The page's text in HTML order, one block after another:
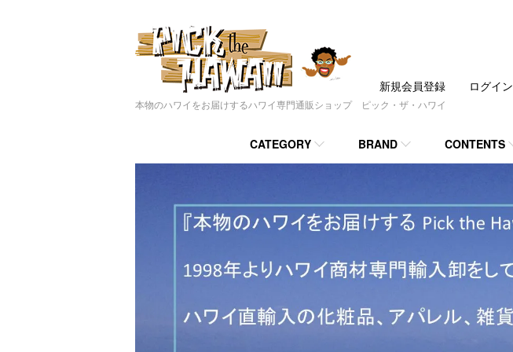
本物のハワイをお届けするハワイ専門通販ショップ ピック・ザ・ハワイ
CATEGORY BRAND CONTENTS
新規会員登録 ログイン